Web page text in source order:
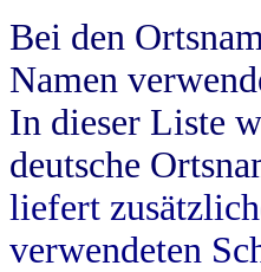
Bei den
Namen
In dieser Liste
deutsche
liefert
verwendeten